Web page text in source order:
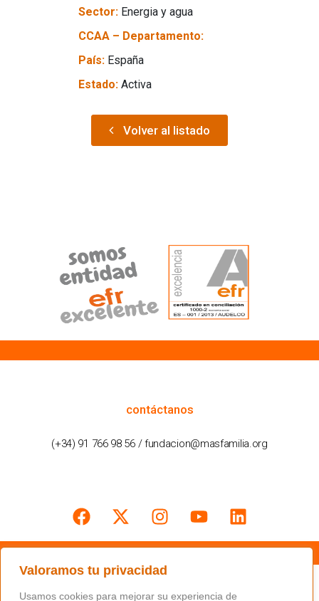
Valoramos tu privacidad
Usamos cookies para mejorar su experiencia de
Sector: Energia y agua
CCAA – Departamento:
País: España
Estado: Activa
Volver al listado
contáctanos
(+34) 91 766 98 56 / fundacion@masfamilia.org